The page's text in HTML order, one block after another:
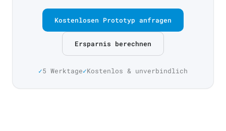
Kostenlosen Prototyp anfragen
Ersparnis berechnen
5 Werktage Kostenlos & unverbindlich